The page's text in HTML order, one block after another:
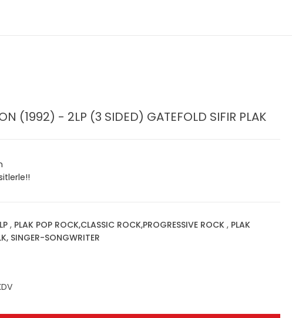
(1992) - 2LP (3 SIDED) GATEFOLD SIFIR PLAK
, PLAK POP ROCK,CLASSIC ROCK,PROGRESSIVE ROCK , PLAK
SINGER-SONGWRITER